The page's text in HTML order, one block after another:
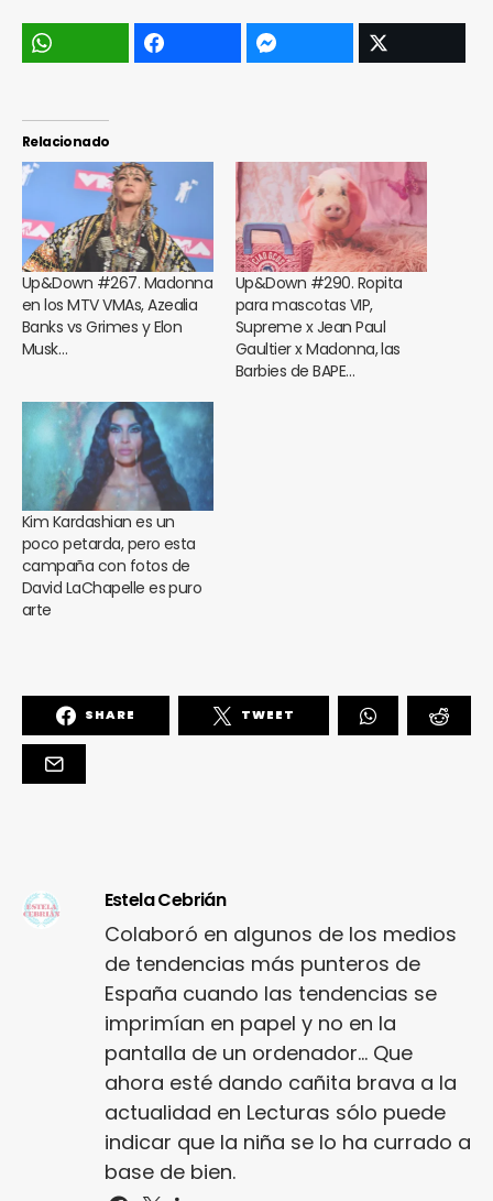
Relacionado
Up&Down #267. Madonna
en los MTV VMAs, Azealia
Banks vs Grimes y Elon
Musk…
Up&Down #290. Ropita
para mascotas VIP,
Supreme x Jean Paul
Gaultier x Madonna, las
Barbies de BAPE…
Kim Kardashian es un
poco petarda, pero esta
campaña con fotos de
David LaChapelle es puro
arte
SHARE TWEET
Estela Cebrián
Colaboró en algunos de los medios
de tendencias más punteros de
España cuando las tendencias se
imprimían en papel y no en la
pantalla de un ordenador... Que
ahora esté dando cañita brava a la
actualidad en Lecturas sólo puede
indicar que la niña se lo ha currado a
base de bien.